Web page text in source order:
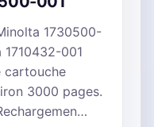
1730500-
001
cartouche
3000 pages.